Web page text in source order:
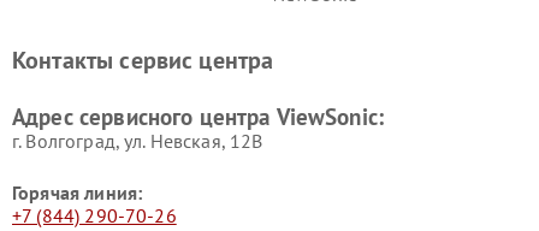
Контакты сервис центра
Адрес сервисного центра ViewSonic:
г. Волгоград, ул. Невская, 12В
Горячая линия:
+7 (844) 290-70-26